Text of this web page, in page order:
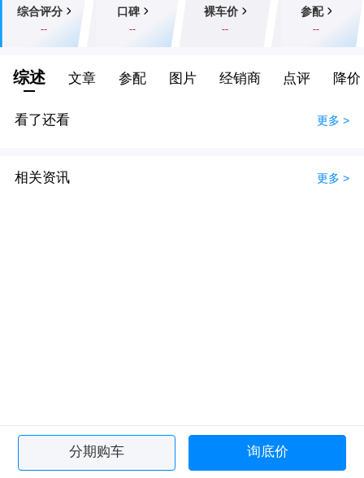
综合评分
--
口碑
--
裸车价
--
参配
--
综述 文章 参配 图片 经销商 点评 降价
看了还看 更多 >
相关资讯 更多 >
分期购车 询底价